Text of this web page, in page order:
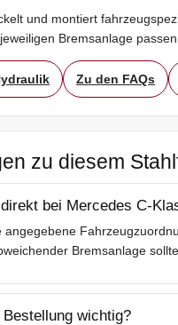
und montiert
Bremsanlage passen
Zu den FAQs
zu diesem
bei Mercedes C-
angegebene
Bremsanlage
wichtig?